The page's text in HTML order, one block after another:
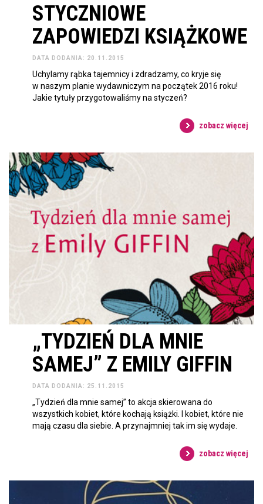
STYCZNIOWE
ZAPOWIEDZI KSIĄŻKOWE
DATA DODANIA: 20.11.2015
Uchylamy rąbka tajemnicy i zdradzamy, co kryje się
w naszym planie wydawniczym na początek 2016 roku!
Jakie tytuły przygotowaliśmy na styczeń?
zobacz więcej
„TYDZIEŃ DLA MNIE
SAMEJ” Z EMILY GIFFIN
DATA DODANIA: 25.11.2015
„Tydzień dla mnie samej” to akcja skierowana do
wszystkich kobiet, które kochają książki. I kobiet, które nie
mają czasu dla siebie. A przynajmniej tak im się wydaje.
zobacz więcej